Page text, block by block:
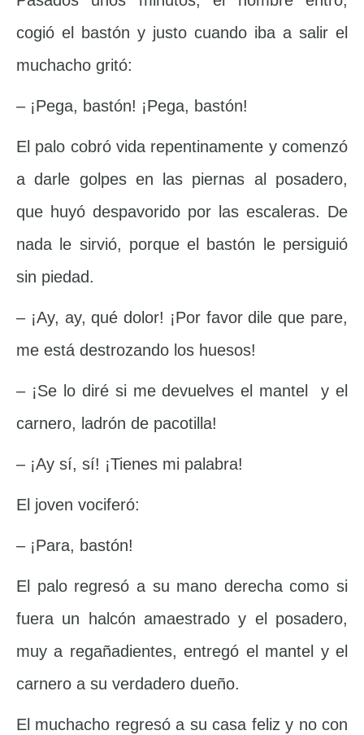
cogió el bastón y justo cuando iba a salir el
muchacho gritó:
– ¡Pega, bastón! ¡Pega, bastón!
El palo cobró vida repentinamente y comenzó
a darle golpes en las piernas al posadero,
que huyó despavorido por las escaleras. De
nada le sirvió, porque el bastón le persiguió
sin piedad.
– ¡Ay, ay, qué dolor! ¡Por favor dile que pare,
me está destrozando los huesos!
– ¡Se lo diré si me devuelves el mantel y el
carnero, ladrón de pacotilla!
– ¡Ay sí, sí! ¡Tienes mi palabra!
El joven vociferó:
– ¡Para, bastón!
El palo regresó a su mano derecha como si
fuera un halcón amaestrado y el posadero,
muy a regañadientes, entregó el mantel y el
carnero a su verdadero dueño.
El muchacho regresó a su casa feliz y no con